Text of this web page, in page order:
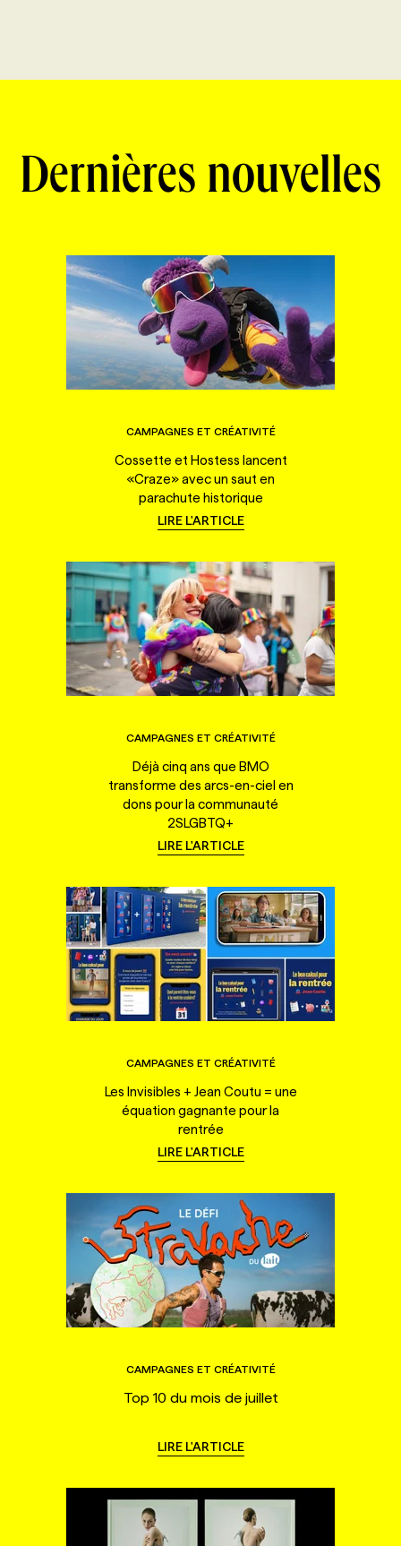
Dernières nouvelles
CAMPAGNES ET CRÉATIVITÉ
Cossette et Hostess lancent
«Craze» avec un saut en
parachute historique
LIRE L'ARTICLE
CAMPAGNES ET CRÉATIVITÉ
Déjà cinq ans que BMO
transforme des arcs-en-ciel en
dons pour la communauté
2SLGBTQ+
LIRE L'ARTICLE
CAMPAGNES ET CRÉATIVITÉ
Les Invisibles + Jean Coutu = une
équation gagnante pour la
rentrée
LIRE L'ARTICLE
CAMPAGNES ET CRÉATIVITÉ
Top 10 du mois de juillet
LIRE L'ARTICLE